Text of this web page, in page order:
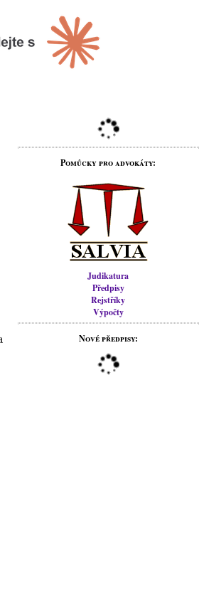
Pomůcky pro advokáty:
Judikatura
Předpisy
Rejstříky
Výpočty
Nové předpisy: